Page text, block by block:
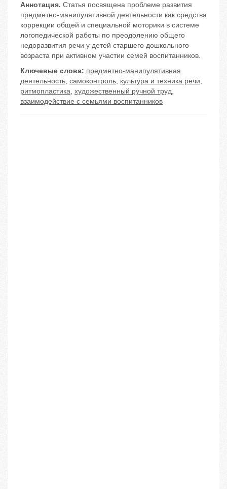
Аннотация. Статья посвящена проблеме развития
предметно-манипулятивной деятельности как средства
коррекции общей и специальной моторики в системе
логопедической работы по преодолению общего
недоразвития речи у детей старшего дошкольного
возраста при активном участии семей воспитанников.
Ключевые слова: предметно-манипулятивная
деятельность, самоконтроль, культура и техника речи,
ритмопластика, художественный ручной труд,
взаимодействие с семьями воспитанников